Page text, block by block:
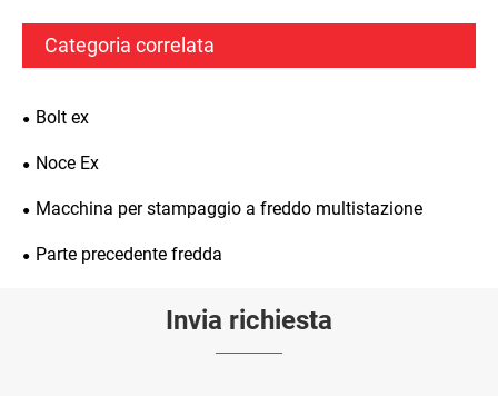
Categoria correlata
Bolt ex
Noce Ex
Macchina per stampaggio a freddo multistazione
Parte precedente fredda
Invia richiesta